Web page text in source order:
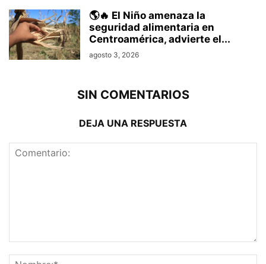
🌎🔥 El Niño amenaza la
seguridad alimentaria en
Centroamérica, advierte el...
agosto 3, 2026
SIN COMENTARIOS
DEJA UNA RESPUESTA